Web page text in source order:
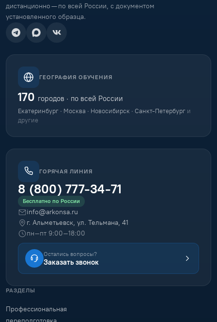
дистанционно — по всей России, с документом
установленного образца.
ГЕОГРАФИЯ ОБУЧЕНИЯ
170 городов · по всей России
Екатеринбург · Москва · Новосибирск · Санкт-Петербург и
другие
ГОРЯЧАЯ ЛИНИЯ
8 (800) 777-34-71
Бесплатно по России
info@arkonsa.ru
г. Альметьевск, ул. Тельмана, 41
пн–пт 9:00–18:00
Остались вопросы?
Заказать звонок
РАЗДЕЛЫ
Профессиональная